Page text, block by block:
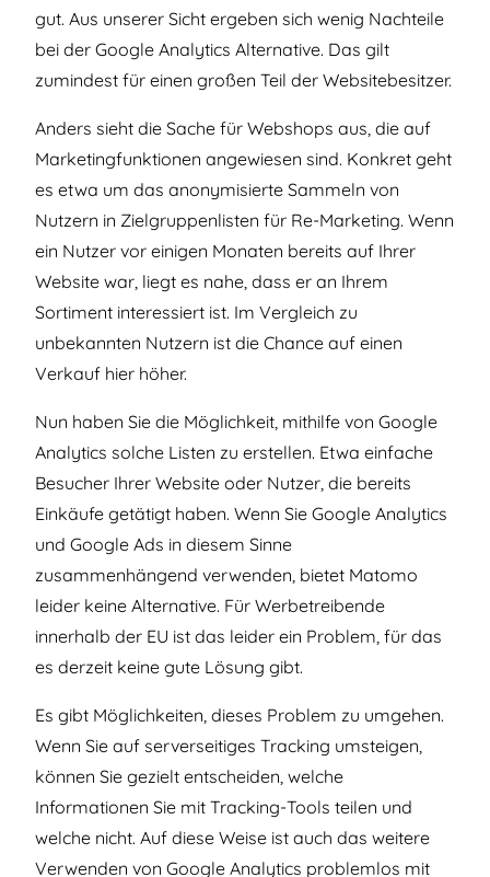
gut. Aus unserer Sicht ergeben sich wenig Nachteile
bei der Google Analytics Alternative. Das gilt
zumindest für einen großen Teil der Websitebesitzer.
Anders sieht die Sache für Webshops aus, die auf
Marketingfunktionen angewiesen sind. Konkret geht
es etwa um das anonymisierte Sammeln von
Nutzern in Zielgruppenlisten für Re-Marketing. Wenn
ein Nutzer vor einigen Monaten bereits auf Ihrer
Website war, liegt es nahe, dass er an Ihrem
Sortiment interessiert ist. Im Vergleich zu
unbekannten Nutzern ist die Chance auf einen
Verkauf hier höher.
Nun haben Sie die Möglichkeit, mithilfe von Google
Analytics solche Listen zu erstellen. Etwa einfache
Besucher Ihrer Website oder Nutzer, die bereits
Einkäufe getätigt haben. Wenn Sie Google Analytics
und Google Ads in diesem Sinne
zusammenhängend verwenden, bietet Matomo
leider keine Alternative. Für Werbetreibende
innerhalb der EU ist das leider ein Problem, für das
es derzeit keine gute Lösung gibt.
Es gibt Möglichkeiten, dieses Problem zu umgehen.
Wenn Sie auf serverseitiges Tracking umsteigen,
können Sie gezielt entscheiden, welche
Informationen Sie mit Tracking-Tools teilen und
welche nicht. Auf diese Weise ist auch das weitere
Verwenden von Google Analytics problemlos mit